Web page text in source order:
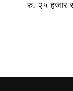
रु. २५ हजार